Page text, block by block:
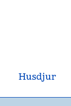
Husdjur